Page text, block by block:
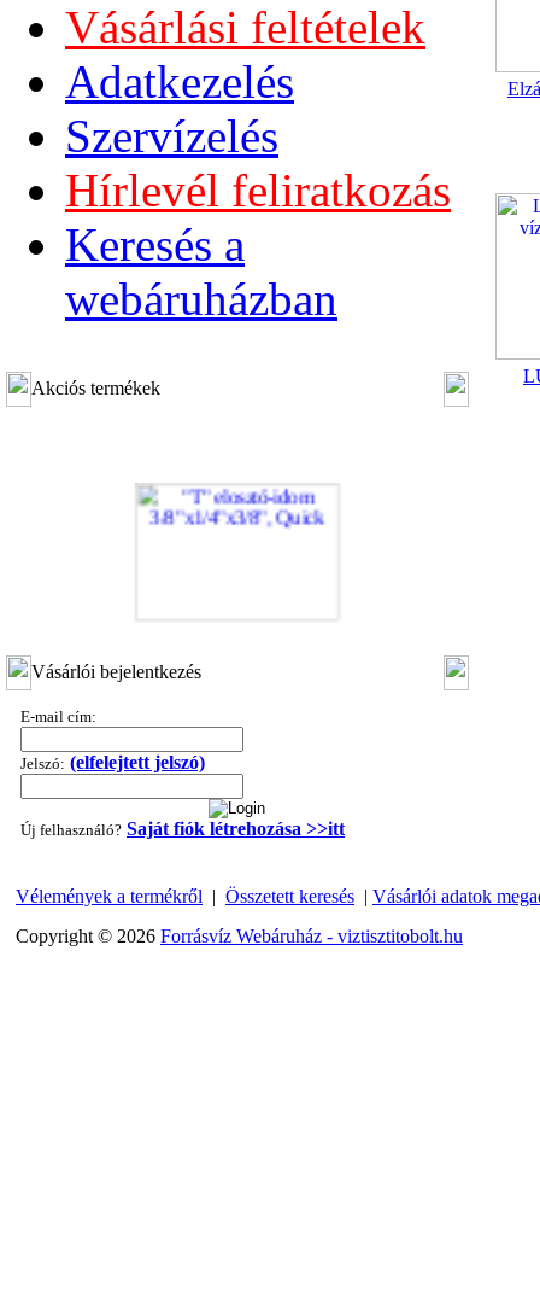
Vásárlási feltételek
Adatkezelés
Szervízelés
Hírlevél feliratkozás
Keresés a
webáruházban
Akciós termékek
---------
"T" elosztó-idom 1/4"x3/8"x1/4", Quick
Vásárlói bejelentkezés
E-mail cím:
Jelszó: (elfelejtett jelszó)
Új felhasználó? Saját fiók létrehozása >>itt
Vélemények a termékről | Összetett keresés | Vásárlói adatok
Copyright © 2026 Forrásvíz Webáruház - viztisztitobolt.hu